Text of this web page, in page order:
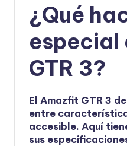
¿Qué
especial
GTR 3?
El Amazfit GTR 3
entre
accesible. Aquí
sus